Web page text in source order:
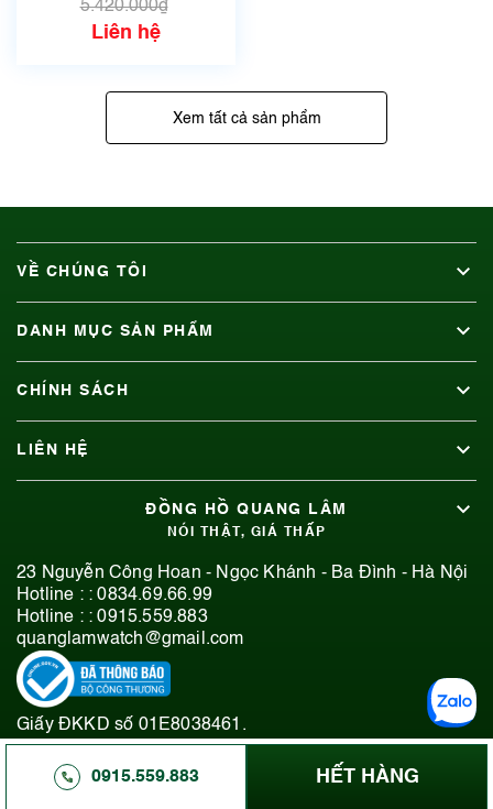
5.420.000₫
Liên hệ
Xem tất cả sản phẩm
0915.559.883 HẾT HÀNG
VỀ CHÚNG TÔI
DANH MỤC SẢN PHẨM
CHÍNH SÁCH
LIÊN HỆ
ĐỒNG HỒ QUANG LÂM
NÓI THẬT, GIÁ THẤP
23 Nguyễn Công Hoan - Ngọc Khánh - Ba Đình - Hà Nội
Hotline : :0834.69.66.99
Hotline : :0915.559.883
quanglamwatch@gmail.com
Giấy ĐKKD số 01E8038461.
© 2019-2026 Bản quyền thuộc Đồng Hồ Quang Lâm.